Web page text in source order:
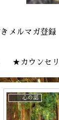
メルマガ登録
★カウンセ
ーのお
心の話